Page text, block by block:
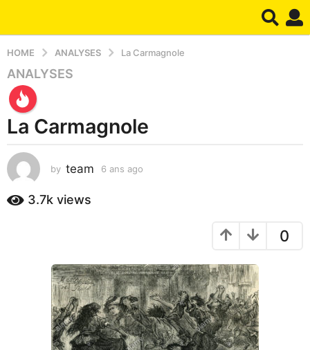
HOME ANALYSES La Carmagnole
6
a
n
s
g
o
a
ANALYSES
La Carmagnole
by team 6 ans ago
3.7k views
0